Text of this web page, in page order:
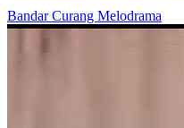
BandarCurang Melodrama